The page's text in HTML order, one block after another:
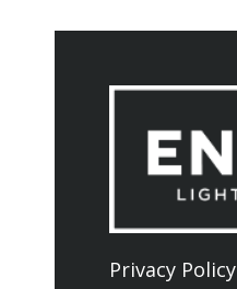
Privacy Policy